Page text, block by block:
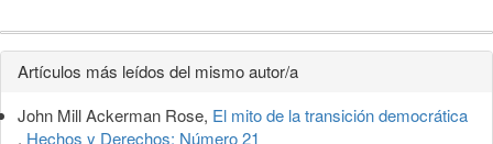
Detalles
del
Artículos más leídos del mismo autor/a
John Mill Ackerman Rose, El mito de la transición democrática
, Hechos y Derechos: Número 21